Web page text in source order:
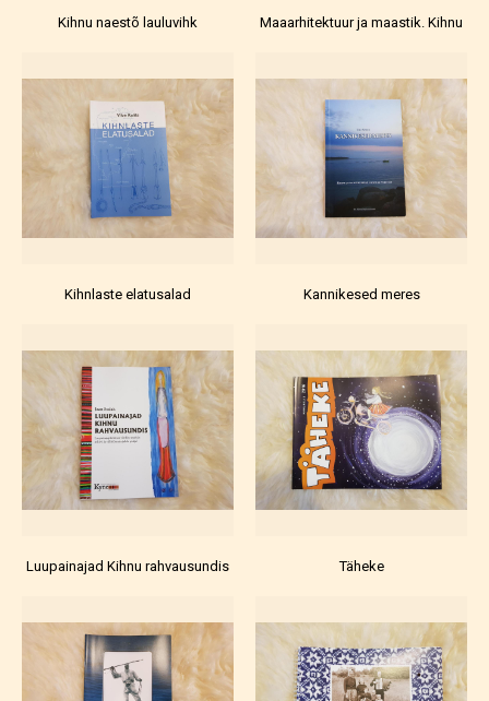
Kihnu naestõ lauluvihk Maaarhitektuur ja maastik. Kihnu
Kihnlaste elatusalad Kannikesed meres
Luupainajad Kihnu rahvausundis Täheke